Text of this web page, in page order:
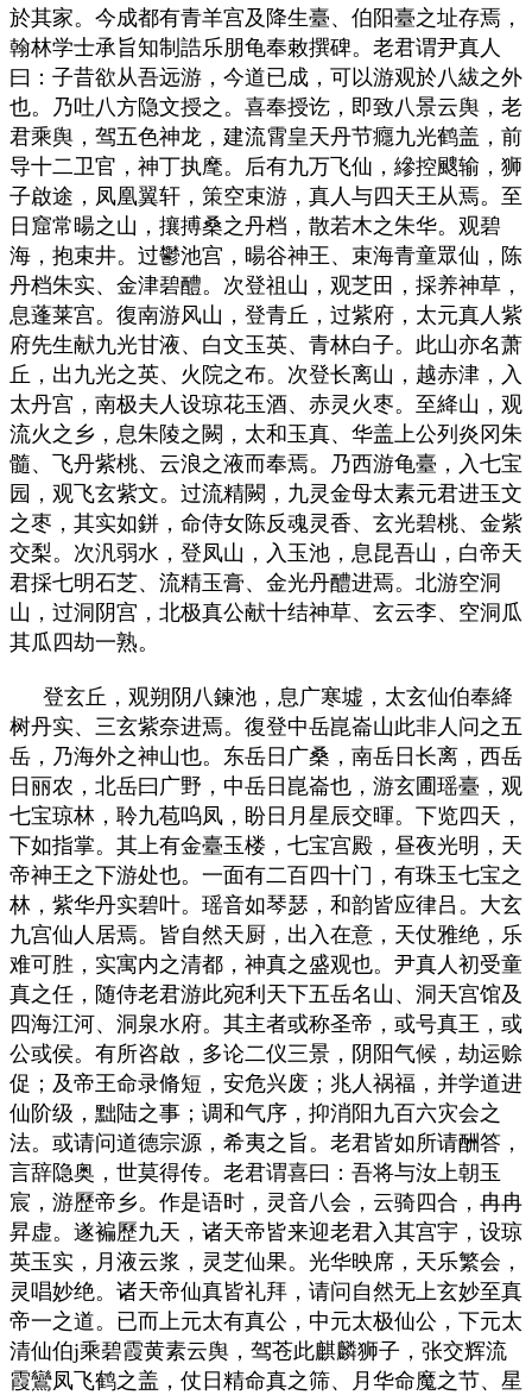
於其家。今成都有青羊宫及降生臺、伯阳臺之址存焉，
翰林学士承旨知制誥乐朋龟奉敕撰碑。老君谓尹真人
曰：子昔欲从吾远游，今道已成，可以游观於八紱之外
也。乃吐八方隐文授之。喜奉授讫，即致八景云舆，老
君乘舆，驾五色神龙，建流霄皇天丹节癮九光鹤盖，前
导十二卫官，神丁执麾。后有九万飞仙，縿控颼输，狮
子啟途，凤凰翼轩，策空束游，真人与四天王从焉。至
日窟常暘之山，攘搏桑之丹档，散若木之朱华。观碧
海，抱束井。过鬱池宫，暘谷神王、束海青童眾仙，陈
丹档朱实、金津碧醴。次登祖山，观芝田，採养神草，
息蓬莱宫。復南游风山，登青丘，过紫府，太元真人紫
府先生献九光甘液、白文玉英、青林白子。此山亦名萧
丘，出九光之英、火院之布。次登长离山，越赤津，入
太丹宫，南极夫人设琼花玉酒、赤灵火枣。至絳山，观
流火之乡，息朱陵之闕，太和玉真、华盖上公列炎冈朱
髓、飞丹紫桃、云浪之液而奉焉。乃西游龟臺，入七宝
园，观飞玄紫文。过流精闕，九灵金母太素元君进玉文
之枣，其实如鉼，命侍女陈反魂灵香、玄光碧桃、金紫
交梨。次汎弱水，登凤山，入玉池，息昆吾山，白帝天
君採七明石芝、流精玉膏、金光丹醴进焉。北游空洞
山，过洞阴宫，北极真公献十结神草、玄云李、空洞瓜
其瓜四劫一熟。
登玄丘，观朔阴八鍊池，息广寒墟，太玄仙伯奉絳
树丹实、三玄紫奈进焉。復登中岳崑崙山此非人问之五
岳，乃海外之神山也。东岳日广桑，南岳日长离，西岳
日丽农，北岳曰广野，中岳日崑崙也，游玄圃瑶臺，观
七宝琼林，聆九苞呜凤，盼日月星辰交暉。下览四天，
下如指掌。其上有金臺玉楼，七宝宫殿，昼夜光明，天
帝神王之下游处也。一面有二百四十门，有珠玉七宝之
林，紫华丹实碧叶。瑶音如琴瑟，和韵皆应律吕。大玄
九宫仙人居焉。皆自然天厨，出入在意，天仗雅绝，乐
难可胜，实寓内之清都，神真之盛观也。尹真人初受童
真之任，随侍老君游此宛利天下五岳名山、洞天宫馆及
四海江河、洞泉水府。其主者或称圣帝，或号真王，或
公或侯。有所咨啟，多论二仪三景，阴阳气候，劫运赊
促；及帝王命录脩短，安危兴废；兆人祸福，并学道进
仙阶级，黜陆之事；调和气序，抑消阳九百六灾会之
法。或请问道德宗源，希夷之旨。老君皆如所请酬答，
言辞隐奥，世莫得传。老君谓喜曰：吾将与汝上朝玉
宸，游歷帝乡。作是语时，灵音八会，云骑四合，冉冉
昇虚。遂褊歷九天，诸天帝皆来迎老君入其宫宇，设琼
英玉实，月液云浆，灵芝仙果。光华映席，天乐繁会，
灵唱妙绝。诸天帝仙真皆礼拜，请问自然无上玄妙至真
帝一之道。已而上元太有真公，中元太极仙公，下元太
清仙伯j乘碧霞黄素云舆，驾苍此麒麟狮子，张交辉流
霞鸞凤飞鹤之盖，仗日精命真之筛、月华命魔之节、星